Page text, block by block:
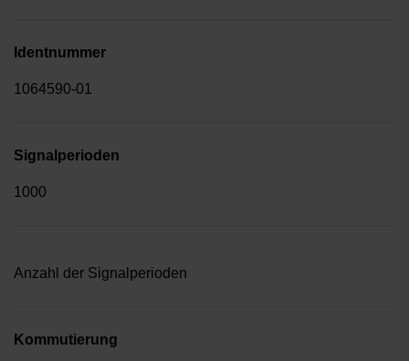
Identnummer
1064590-01
Signalperioden
1000
Anzahl der Signalperioden
Kommutierung